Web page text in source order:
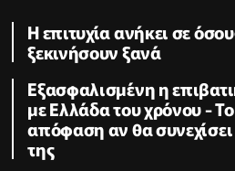
Η επιτυχία ανήκει σε
ξεκινήσουν ξανά
Εξασφαλισμένη η
με Ελλάδα του χρόνου -
απόφαση αν θα
της